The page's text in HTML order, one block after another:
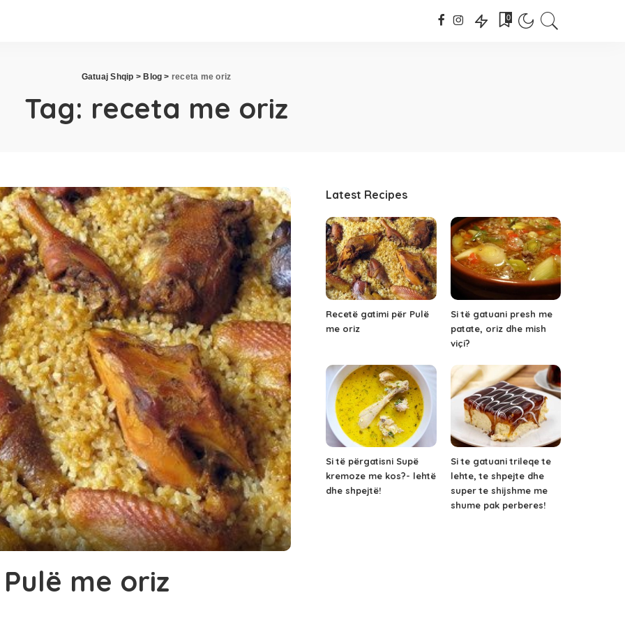
0
Gatuaj Shqip > Blog > receta me oriz
Tag: receta me oriz
me oriz
Latest Recipes
Recetë gatimi për Pulë
me oriz
Si të gatuani presh me
patate, oriz dhe mish
viçi?
Si të përgatisni Supë
kremoze me kos?- lehtë
dhe shpejtë!
Si te gatuani trileqe te
lehte, te shpejte dhe
super te shijshme me
shume pak perberes!